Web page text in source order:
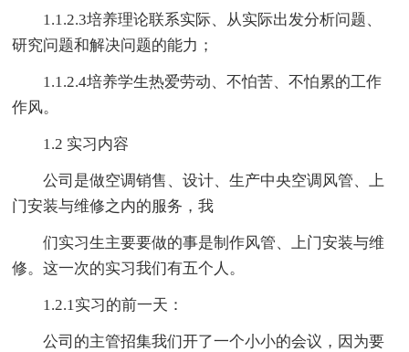
1.1.2.3培养理论联系实际、从实际出发分析问题、
研究问题和解决问题的能力；
1.1.2.4培养学生热爱劳动、不怕苦、不怕累的工作
作风。
1.2 实习内容
公司是做空调销售、设计、生产中央空调风管、上
门安装与维修之内的服务，我
们实习生主要要做的事是制作风管、上门安装与维
修。这一次的实习我们有五个人。
1.2.1实习的前一天：
公司的主管招集我们开了一个小小的会议，因为要